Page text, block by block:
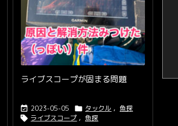
ライブスコープが固まる問題
 2023-05-05  タックル , 魚探
 ライブスコープ , 魚探